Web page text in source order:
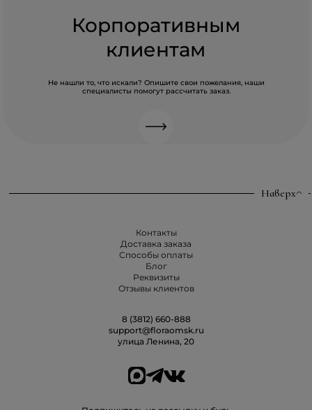
Корпоративным
клиентам
Не нашли то, что искали? Опишите свои пожелания, наши
специалисты помогут рассчитать заказ.
Наверх
Контакты
Доставка заказа
Способы оплаты
Блог
Реквизиты
Отзывы клиентов
8 (3812) 660-888
support@floraomsk.ru
улица Ленина, 20